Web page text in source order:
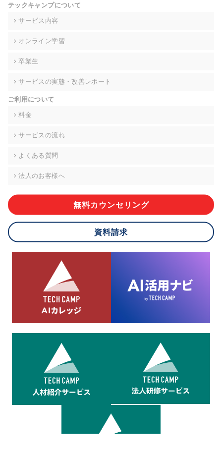
高い委託先を選定し、個人情報の適正管理・機密保持について
個人情報の開示等(利用目的の通知、開示、内容の訂正・追加・
て、下記の当社問合わせ窓口に申し出ることができます。その
的な期間内に対応いたします。ただし、申請が本人確認が不可
により、ご希望に添えない場合があります。 なお、アクセスロ
グなどの個人情報以外の情報については、原則として開示等は
株式会社div 個人情報問合せ窓口
メールアドレス:privacy_policy@di-v.co.jp
ご本人様が当社に個人情報を提供されるかどうかは任意による
応ができない場合があります。
8.cookieにより取得・分析した情報とその利用について
当社は第三者が運営するデータ・マネジメント・プラットフォ
ームからcookieにより収集されたウェブの閲覧機歴及びその分
析結果を取得し、これをお客様の個人データと結びつけた上
で、広告配信等の目的で利用いたします。
テックキャンプについて
サービス内容
オンライン学習
卒業生
サービスの実態・改善レポート
ご利用について
料金
サービスの流れ
よくある質問
法人のお客様へ
無料カウンセリング
資料請求